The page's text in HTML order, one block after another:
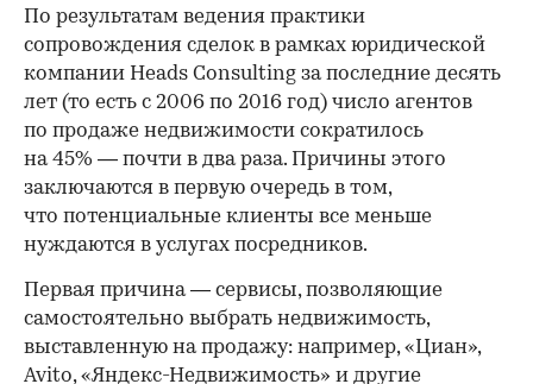
По результатам ведения практики
сопровождения сделок в рамках юридической
компании Heads Consulting за последние десять
лет (то есть с 2006 по 2016 год) число агентов
по продаже недвижимости сократилось
на 45% — почти в два раза. Причины этого
заключаются в первую очередь в том,
что потенциальные клиенты все меньше
нуждаются в услугах посредников.
Первая причина — сервисы, позволяющие
самостоятельно выбрать недвижимость,
выставленную на продажу: например, «Циан»,
Avito, «Яндекс-Недвижимость» и другие